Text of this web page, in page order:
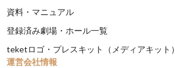
資料・マニュアル
登録済み劇場・ホール一覧
teketロゴ・プレスキット（メディアキット）
運営会社情報